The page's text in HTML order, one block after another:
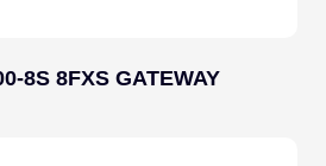
8S 8FXS GATEWAY